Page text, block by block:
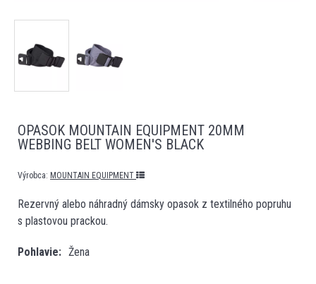
OPASOK MOUNTAIN EQUIPMENT 20MM
WEBBING BELT WOMEN'S BLACK
Výrobca: MOUNTAIN EQUIPMENT
Rezervný alebo náhradný dámsky opasok z textilného popruhu
s plastovou prackou.
Pohlavie Žena